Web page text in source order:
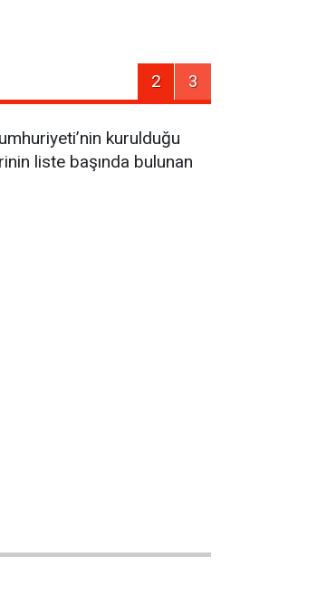
2 3
kurulduğu
liste başında bulunan